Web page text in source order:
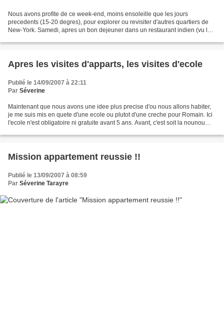
Nous avons profite de ce week-end, moins ensoleille que les jours
precedents (15-20 degres), pour explorer ou revisiter d'autres quartiers de
New-York. Samedi, apres un bon dejeuner dans un restaurant indien (vu les
Apres les visites d'apparts, les visites d'ecole
Publié le 14/09/2007 à 22:11
Par Séverine
Maintenant que nous avons une idee plus precise d'ou nous allons habiter,
je me suis mis en quete d'une ecole ou plutot d'une creche pour Romain. Ici
l'ecole n'est obligatoire ni gratuite avant 5 ans. Avant, c'est soit la nounou
Mission appartement reussie !!
Publié le 13/09/2007 à 08:59
Par Séverine Tarayre